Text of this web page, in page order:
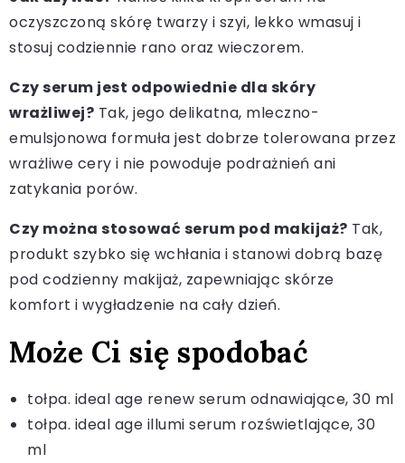
oczyszczoną skórę twarzy i szyi, lekko wmasuj i
stosuj codziennie rano oraz wieczorem.
Czy serum jest odpowiednie dla skóry
wrażliwej? Tak, jego delikatna, mleczno-
emulsjonowa formuła jest dobrze tolerowana przez
wrażliwe cery i nie powoduje podrażnień ani
zatykania porów.
Czy można stosować serum pod makijaż? Tak,
produkt szybko się wchłania i stanowi dobrą bazę
pod codzienny makijaż, zapewniając skórze
komfort i wygładzenie na cały dzień.
Może Ci się spodobać
tołpa. ideal age renew serum odnawiające, 30 ml
tołpa. ideal age illumi serum rozświetlające, 30
ml